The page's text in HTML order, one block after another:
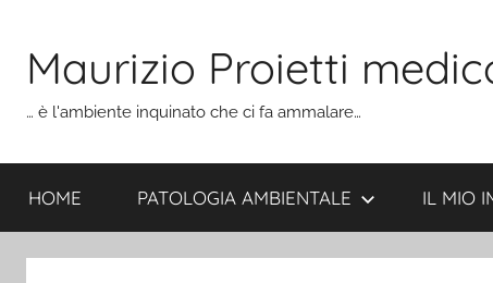
contenuto
Maurizio Proietti
… è l'ambiente inquinato che ci fa ammalare…
HOME PATOLOGIA AMBIENTALE IL MIO